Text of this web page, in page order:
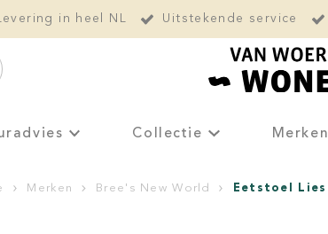
in heel NL Uitstekende service
Collectie Merken
Merken Bree's New World Eetstoel Lies